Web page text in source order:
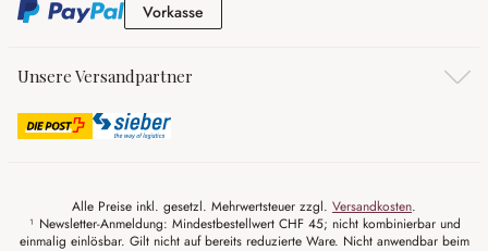
Vorkasse
Unsere Versandpartner
Alle Preise inkl. gesetzl. Mehrwertsteuer zzgl. Versandkosten.
¹ Newsletter-Anmeldung: Mindestbestellwert CHF 45; nicht kombinierbar und
einmalig einlösbar. Gilt nicht auf bereits reduzierte Ware. Nicht anwendbar beim